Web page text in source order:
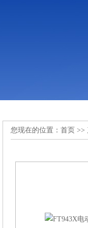
您现在的位置： 首页 >>